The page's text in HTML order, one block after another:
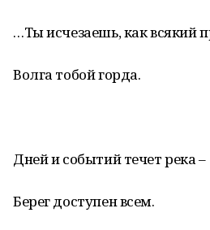
…Ты исчезаешь, как всякий
Волга тобой горда.
Дней и событий течет река –
Берег доступен всем.